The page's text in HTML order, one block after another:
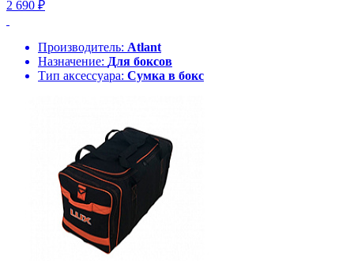
2 690 ₽
Производитель: Atlant
Назначение: Для боксов
Тип аксессуара: Сумка в бокс